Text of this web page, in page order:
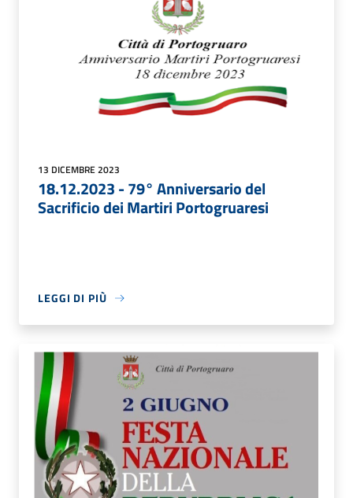
13 DICEMBRE 2023
18.12.2023 - 79° Anniversario del
Sacrificio dei Martiri Portogruaresi
LEGGI DI PIÙ